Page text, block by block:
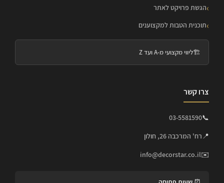
הגשת פרויקט לאתר
תוכנית הטבות למקצוענים
🏗️ליווי מקצועי מ-A ועד Z
צרו קשר
📞
03-5581590
📍רח' המרכבה 26, חולון
✉️
info@decorstar.co.il